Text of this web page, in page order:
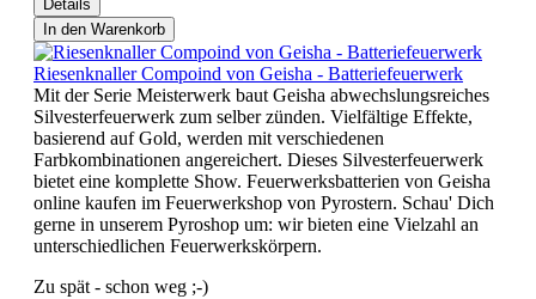
Details
In den Warenkorb
Riesenknaller Compoind von Geisha - Batteriefeuerwerk
Mit der Serie Meisterwerk baut Geisha abwechslungsreiches
Silvesterfeuerwerk zum selber zünden. Vielfältige Effekte,
basierend auf Gold, werden mit verschiedenen
Farbkombinationen angereichert. Dieses Silvesterfeuerwerk
bietet eine komplette Show. Feuerwerksbatterien von Geisha
online kaufen im Feuerwerkshop von Pyrostern. Schau' Dich
gerne in unserem Pyroshop um: wir bieten eine Vielzahl an
unterschiedlichen Feuerwerkskörpern.
Zu spät - schon weg ;-)